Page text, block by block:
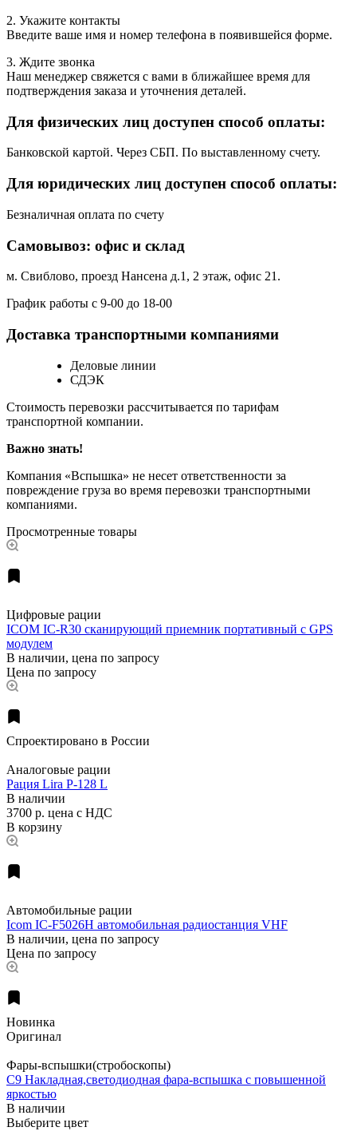
2. Укажите контакты
Введите ваше имя и номер телефона в появившейся форме.
3. Ждите звонка
Наш менеджер свяжется с вами в ближайшее время для
подтверждения заказа и уточнения деталей.
Для физических лиц доступен способ оплаты:
Банковской картой. Через СБП. По выставленному счету.
Для юридических лиц доступен способ оплаты:
Безналичная оплата по счету
Самовывоз: офис и склад
м. Свиблово, проезд Нансена д.1, 2 этаж, офис 21.
График работы с 9-00 до 18-00
Доставка транспортными компаниями
Деловые линии
СДЭК
Стоимость перевозки рассчитывается по тарифам
транспортной компании.
Важно знать!
Компания «Вспышка» не несет ответственности за
повреждение груза во время перевозки транспортными
компаниями.
Просмотренные товары
Цифровые рации
ICOM IC-R30 сканирующий приемник портативный c GPS
модулем
В наличии, цена по запросу
Цена по запросу
Спроектировано в России
Аналоговые рации
Рация Lira P-128 L
В наличии
3700 р. цена с НДС
В корзину
Автомобильные рации
Icom IC-F5026H автомобильная радиостанция VHF
В наличии, цена по запросу
Цена по запросу
Новинка
Оригинал
Фары-вспышки(стробоскопы)
C9 Накладная,светодиодная фара-вспышка с повышенной
яркостью
В наличии
Выберите цвет